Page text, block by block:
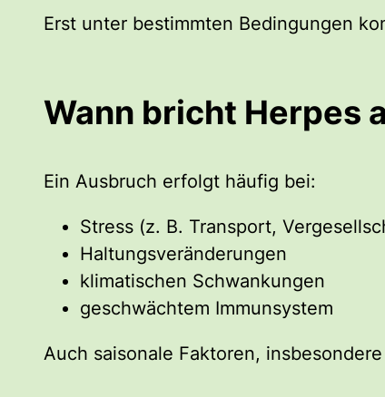
Erst unter bestimmten Bedingungen
Wann bricht Herpes
Ein Ausbruch erfolgt häufig bei:
Stress (z. B. Transport,
Haltungsveränderungen
klimatischen Schwankungen
geschwächtem Immunsystem
Auch saisonale Faktoren,